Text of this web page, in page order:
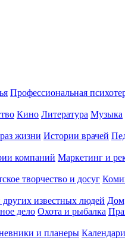
Профессиональная
Кино Литература Музыка
жизни Истории врачей
компаний Маркетинг и
творчество и досуг
известных людей
дело Охота и рыбалка
и планеры Календари